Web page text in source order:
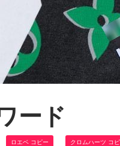
ード
ロエベ コピー クロムハーツ コ